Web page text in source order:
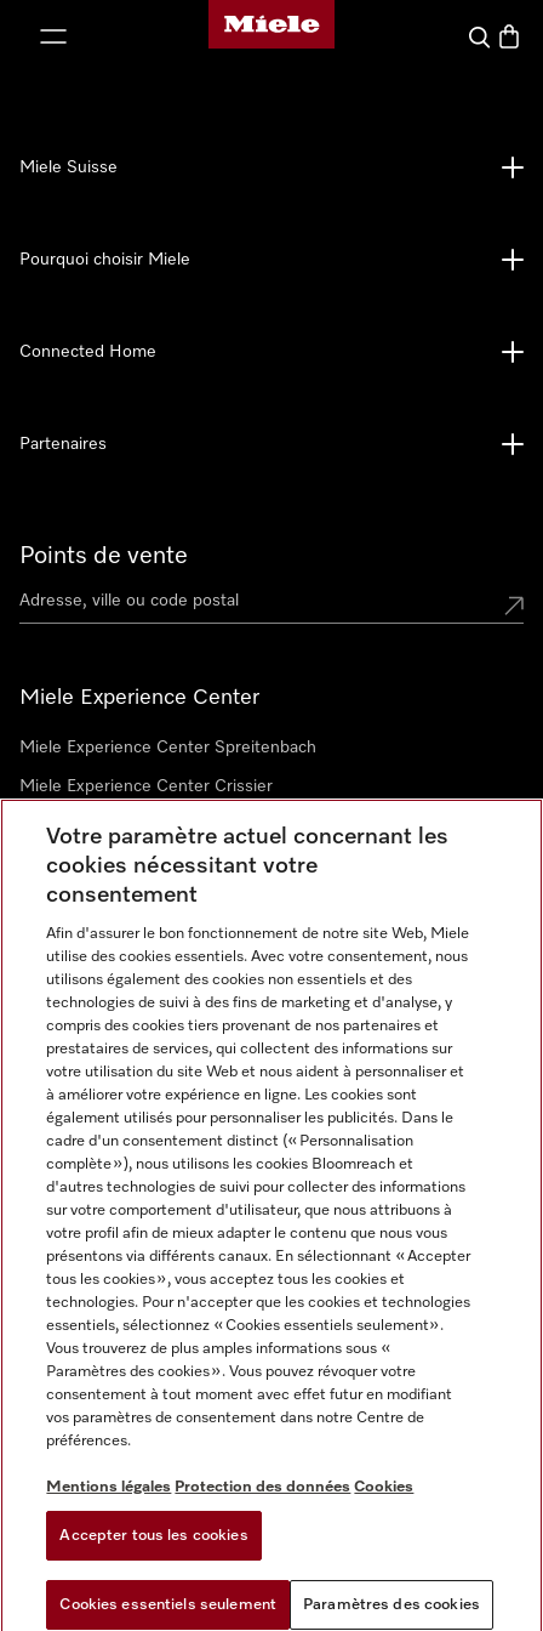
Page d'accueil de Miele
Search
Points de vente
Miele Experience Center
Miele Experience Center Spreitenbach
Miele Experience Center Crissier
Newsletter
Langue
FRANÇAIS
Miele Suisse
Pourquoi choisir Miele
Connected Home
Partenaires
Mentions légales
CGV
Protection des données
Paramètres des cookies
Miele sur Youtube
Votre paramètre actuel concernant les
cookies nécessitant votre
consentement
Afin d'assurer le bon fonctionnement de notre site Web, Miele
utilise des cookies essentiels. Avec votre consentement, nous
utilisons également des cookies non essentiels et des
technologies de suivi à des fins de marketing et d'analyse, y
compris des cookies tiers provenant de nos partenaires et
prestataires de services, qui collectent des informations sur
votre utilisation du site Web et nous aident à personnaliser et
à améliorer votre expérience en ligne. Les cookies sont
également utilisés pour personnaliser les publicités. Dans le
cadre d'un consentement distinct (« Personnalisation
complète »), nous utilisons les cookies Bloomreach et
d'autres technologies de suivi pour collecter des informations
sur votre comportement d'utilisateur, que nous attribuons à
votre profil afin de mieux adapter le contenu que nous vous
présentons via différents canaux. En sélectionnant « Accepter
tous les cookies », vous acceptez tous les cookies et
technologies. Pour n'accepter que les cookies et technologies
essentiels, sélectionnez « Cookies essentiels seulement».
Vous trouverez de plus amples informations sous «
Paramètres des cookies ». Vous pouvez révoquer votre
consentement à tout moment avec effet futur en modifiant
vos paramètres de consentement dans notre Centre de
préférences.
Mentions légales Protection des données Cookies
Accepter tous les cookies
Cookies essentiels seulement Paramètres des cookies